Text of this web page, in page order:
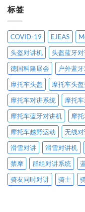
标签
COVID-19 EJEAS
头盔对讲机
头盔蓝牙
德国科隆展会
户外蓝
摩托车头盔
摩托车头
摩托车对讲系统
摩托
摩托车蓝牙对讲机
摩
摩托车越野运动
无线
滑雪对讲
滑雪对讲机
禁摩
群组对讲系统
骑友同时对讲
骑士